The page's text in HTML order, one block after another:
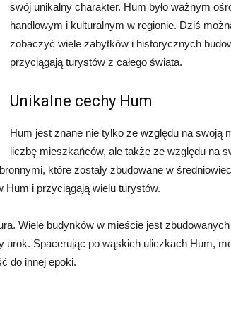
swój unikalny charakter. Hum było ważnym
handlowym i kulturalnym w regionie. Dziś
zobaczyć wiele zabytków i historycznych
przyciągają turystów z całego świata.
Unikalne cechy Hum
Hum jest znane nie tylko ze względu na swoją
liczbę mieszkańców, ale także ze względu na
które zostały zbudowane w
i przyciągają wielu turystów.
Wiele budynków w mieście jest
urok. Spacerując po wąskich uliczkach Hum,
do innej epoki.